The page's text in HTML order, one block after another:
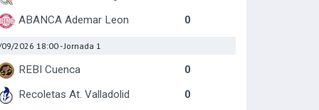
ABANCA Ademar Leon
0
2026 18:00- Jornada 1
REBI Cuenca
0
Recoletas At. Valladolid
0